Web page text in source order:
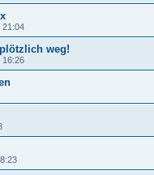
21:04
weg!
16:26